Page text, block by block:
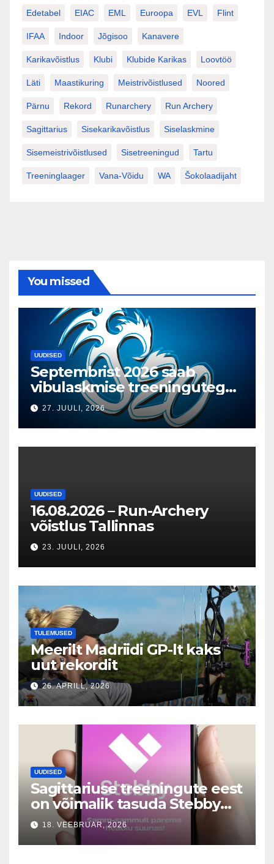
Edetabel EIAC EML Euroopa EVL Flint
IFAA Indoor Jõgisoo Kanavere
Karikavõistlus Klubi Klubide Karikas Loovtöö
Läti Maastikuring Meistrivõistlused Noored
Pärnu Rekord Runarchery Run Archery
Sagittarius Sisekarikavõistlus Siselaskmine
Sisemeistrivõistlused Sisetreeningud Tartu
Treeninglaager Vana-Võidu WA Šokolaadijaht
You missed
UUDISED
Septembrist 2026 saab
vibulaskmise treeningutega
T1 Vibuakadeemia saalis
alustada
27. JUULI, 2026
UUDISED
16.08.2026 – Run-Archery
võistlus Tallinnas
23. JUULI, 2026
TULEMUSED
Meerilt Madriidi GP-lt kaks
uut rekordit
26. APRILL, 2026
UUDISED
Sagittariuse treeningute eest
on võimalik tasuda Stebby
vahendusel
18. VEEBRUAR, 2026